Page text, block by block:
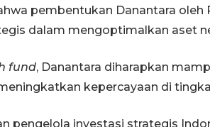
pembentukan Danantara oleh
dalam mengoptimalkan aset
fund, Danantara diharapkan
kepercayaan di
pengelola investasi strategis